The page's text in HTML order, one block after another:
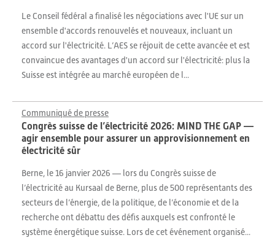
Le Conseil fédéral a finalisé les négociations avec l'UE sur un
ensemble d'accords renouvelés et nouveaux, incluant un
accord sur l'électricité. L’AES se réjouit de cette avancée et est
convaincue des avantages d'un accord sur l'électricité: plus la
Suisse est intégrée au marché européen de l...
Communiqué de presse
Congrès suisse de l’électricité 2026: MIND THE GAP —
agir ensemble pour assurer un approvisionnement en
électricité sûr
Berne, le 16 janvier 2026 — lors du Congrès suisse de
l’électricité au Kursaal de Berne, plus de 500 représentants des
secteurs de l’énergie, de la politique, de l’économie et de la
recherche ont débattu des défis auxquels est confronté le
système énergétique suisse. Lors de cet événement organisé...